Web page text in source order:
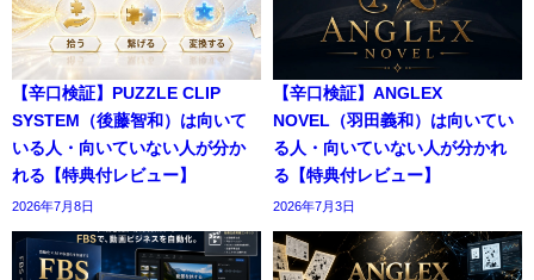
【辛口検証】PUZZLE CLIP
SYSTEM（後藤智和）は向いて
いる人・向いていない人が分か
れる【特典付レビュー】
2026年7月8日
【辛口検証】ANGLEX
NOVEL（羽田義和）は向いてい
る人・向いていない人が分かれ
る【特典付レビュー】
2026年7月3日